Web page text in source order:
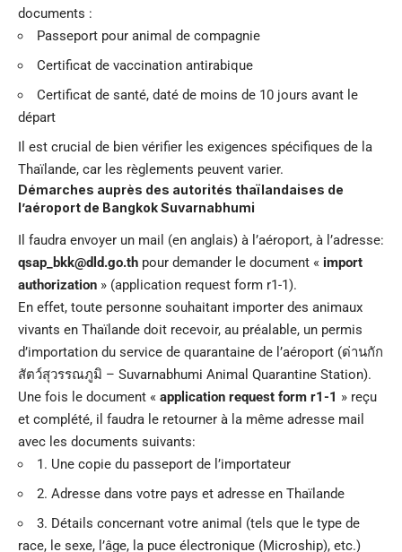
documents :
Passeport pour animal de compagnie
Certificat de vaccination antirabique
Certificat de santé, daté de moins de 10 jours avant le
départ
Il est crucial de bien vérifier les exigences spécifiques de la
Thaïlande, car les règlements peuvent varier.
Démarches auprès des autorités thaïlandaises de
l’aéroport de Bangkok Suvarnabhumi
Il faudra envoyer un mail (en anglais) à l’aéroport, à l’adresse:
qsap_bkk@dld.go.th pour demander le document « import
authorization » (application request form r1-1).
En effet, toute personne souhaitant importer des animaux
vivants en Thaïlande doit recevoir, au préalable, un permis
d’importation du service de quarantaine de l’aéroport (ด่านกัก
สัตว์สุวรรณภูมิ – Suvarnabhumi Animal Quarantine Station).
Une fois le document « application request form r1-1 » reçu
et complété, il faudra le retourner à la même adresse mail
avec les documents suivants:
1. Une copie du passeport de l’importateur
2. Adresse dans votre pays et adresse en Thaïlande
3. Détails concernant votre animal (tels que le type de
race, le sexe, l’âge, la puce électronique (Microship), etc.)